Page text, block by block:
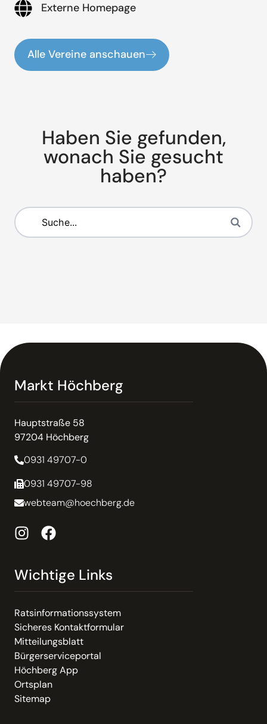
Externe Homepage
Alle Vereine anschauen
Haben Sie gefunden,
wonach Sie gesucht
haben?
Markt Höchberg
Hauptstraße 58
97204 Höchberg
0931 49707-0
0931 49707-98
webteam@hoechberg.de
Wichtige Links
Ratsinformationssystem
Sicheres Kontaktformular
Mitteilungsblatt
Bürgerserviceportal
Höchberg App
Ortsplan
Sitemap